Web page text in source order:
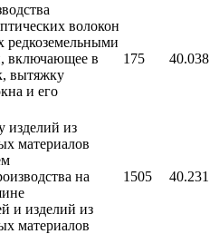
волокон
редкоземельными
включающее в
вытяжку
и его
175 40.038
изделий из
материалов
на
и изделий из
материалов
1505 40.231